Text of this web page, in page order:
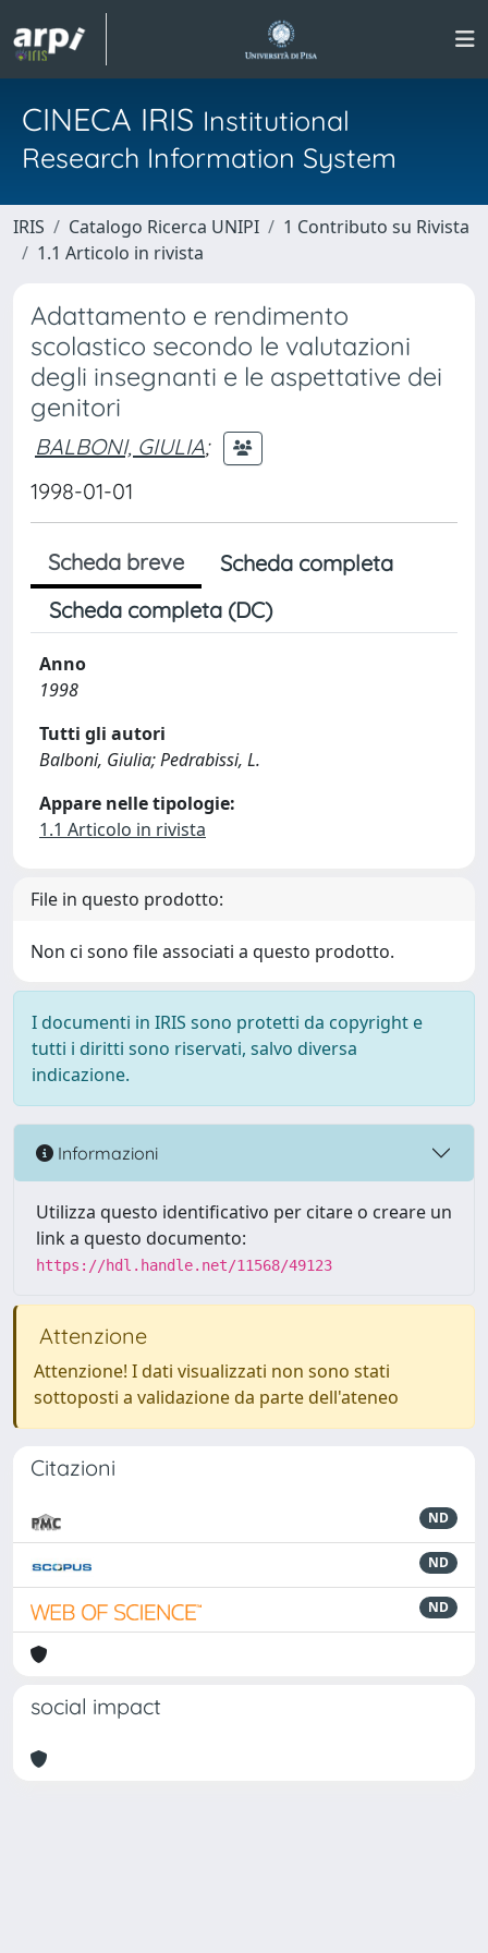
CINECA IRIS Institutional
Research Information System
IRIS Catalogo Ricerca UNIPI
1 Contributo su Rivista
1.1 Articolo in rivista
Adattamento e rendimento
scolastico secondo le valutazioni
degli insegnanti e le aspettative dei
genitori
BALBONI, GIULIA;
1998-01-01
Scheda breve
Scheda completa
Scheda completa (DC)
Anno
1998
Tutti gli autori
Balboni, Giulia; Pedrabissi, L.
Appare nelle tipologie:
1.1 Articolo in rivista
File in questo prodotto:
Non ci sono file associati a questo prodotto.
I documenti in IRIS sono protetti da copyright e
tutti i diritti sono riservati, salvo diversa
indicazione.
Informazioni
Utilizza questo identificativo per citare o creare un
link a questo documento:
https://hdl.handle.net/11568/49123
Attenzione
Attenzione! I dati visualizzati non sono stati
sottoposti a validazione da parte dell'ateneo
Citazioni
ND
ND
ND
social impact